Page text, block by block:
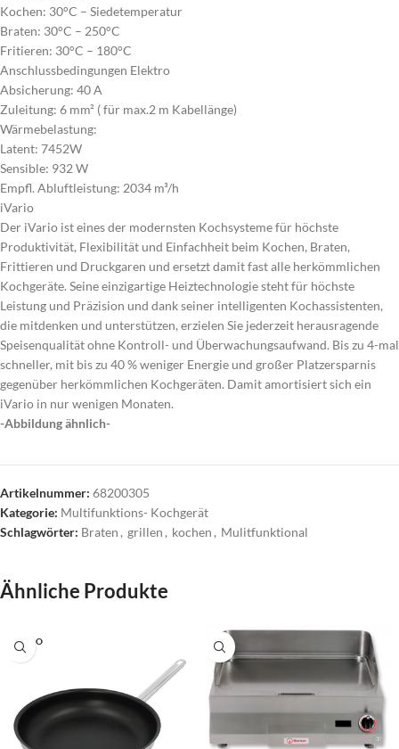
Kochen: 30°C – Siedetemperatur
Braten: 30°C – 250°C
Fritieren: 30°C – 180°C
Anschlussbedingungen Elektro
Absicherung: 40 A
Zuleitung: 6 mm² ( für max.2 m Kabellänge)
Wärmebelastung:
Latent: 7452W
Sensible: 932 W
Empfl. Abluftleistung: 2034 m³/h
iVario
Der iVario ist eines der modernsten Kochsysteme für höchste
Produktivität, Flexibilität und Einfachheit beim Kochen, Braten,
Frittieren und Druckgaren und ersetzt damit fast alle herkömmlichen
Kochgeräte. Seine einzigartige Heiztechnologie steht für höchste
Leistung und Präzision und dank seiner intelligenten Kochassistenten,
die mitdenken und unterstützen, erzielen Sie jederzeit herausragende
Speisenqualität ohne Kontroll- und Überwachungsaufwand. Bis zu 4-mal
schneller, mit bis zu 40 % weniger Energie und großer Platzersparnis
gegenüber herkömmlichen Kochgeräten. Damit amortisiert sich ein
iVario in nur wenigen Monaten.
-Abbildung ähnlich-
Artikelnummer: 68200305
Kategorie: Multifunktions- Kochgerät
Schlagwörter: Braten , grillen , kochen , Mulitfunktional
Ähnliche Produkte
SOLD O
UT